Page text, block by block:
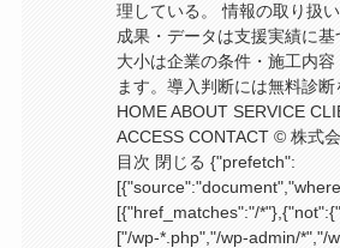
理している。 情報の取り扱
成果・データは支援実績に
大小は企業の条件・施工内
ます。導入判断には無料診断
HOME ABOUT SERVICE
ACCESS CONTACT © 株式
目次 閉じる {"prefetch":
[{"href_matches":"/
["/wp-*.php","/wp-admin/*","/